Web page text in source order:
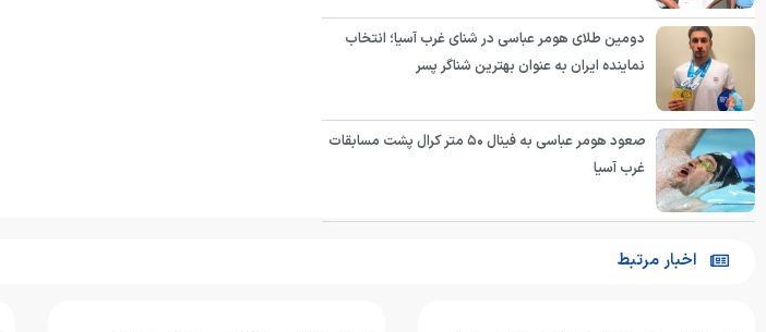
دومین طلای هومر عباسی در شنای غرب آسیا؛ انتخاب
نماینده ایران به عنوان بهترین شناگر پسر
صعود هومر عباسی به فینال ۵۰ متر کرال پشت مسابقات
غرب آسیا
اخبار مرتبط